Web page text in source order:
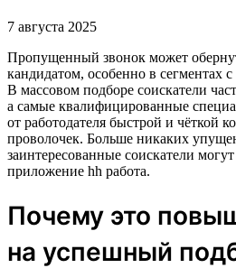
7 августа 2025
Пропущенный звонок может
кандидатом, особенно в сегментах
В массовом подборе соискатели
а самые квалифицированные
от работодателя быстрой и чёткой
проволочек. Больше никаких
заинтересованные соискатели
приложение hh работа.
Почему это
на успешный